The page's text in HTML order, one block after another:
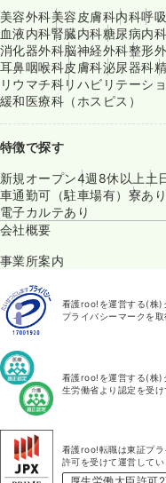
美容外科美容皮膚科内科呼
血液内科腎臓内科糖尿病内
消化器外科脳神経外科整形
耳鼻咽喉科皮膚科泌尿器科
リウマチ科リハビリテーシ
緩和医療科（ホスピス）
特徴で探す
新規オープン4週8休以上 土
車通勤可（駐車場有） 寮あ
電子カルテあり
会社概要
事業所案内
看護roo!を運営する(株)
プライバシーマークを取
看護roo!を運営する(株)
生労働省より認定を受け
看護roo!転職は東証プ
許可を受けて運営してい